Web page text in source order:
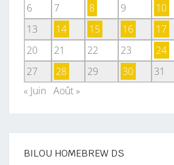
6
7 8 9 10
13
14 15 16 17
20
21 22 23 24
27
28 29 30
31
« Juin Août »
BILOU HOMEBREW DS